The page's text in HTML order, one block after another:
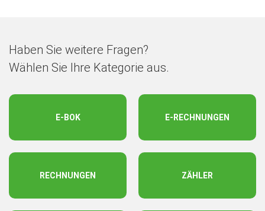
Haben Sie weitere Fragen?
Wählen Sie Ihre Kategorie aus.
E-BOK E-RECHNUNGEN
RECHNUNGEN ZÄHLER